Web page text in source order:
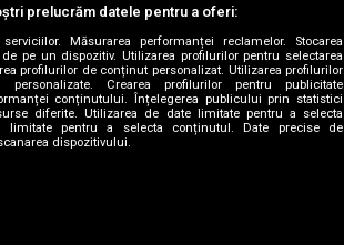
Bine
Contact
prelucrăm datele pentru a oferi:
Măsurarea performanței reclamelor. Stocarea
pe un dispozitiv. Utilizarea profilurilor pentru selectarea
profilurilor de conținut personalizat. Utilizarea profilurilor
personalizate. Crearea profilurilor pentru publicitate
conținutului. Înțelegerea publicului prin statistici
diferite. Utilizarea de date limitate pentru a selecta
limitate pentru a selecta conținutul. Date precise de
dispozitivului.